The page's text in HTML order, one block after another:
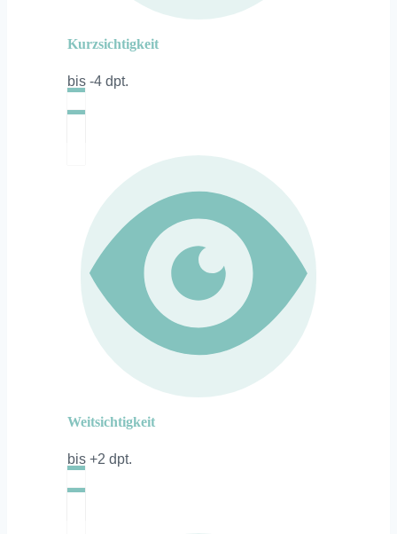
Kurzsichtigkeit
bis -4 dpt.
Weitsichtigkeit
bis +2 dpt.